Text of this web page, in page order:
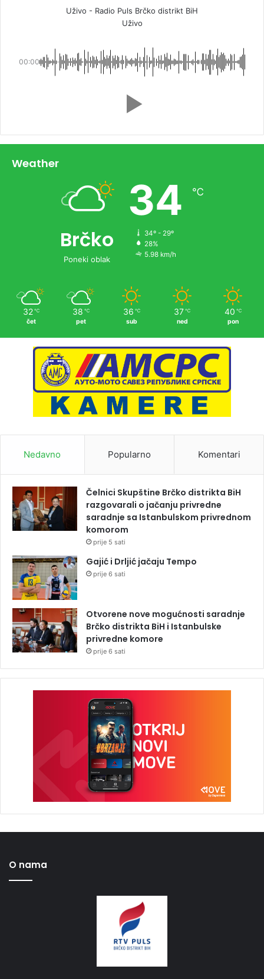
Uživo - Radio Puls Brčko distrikt BiH
Uživo
00:00
Weather
Brčko
Poneki oblak
34 ℃
34º - 29º
28%
5.98 km/h
32 ℃
čet
38 ℃
pet
36 ℃
sub
37 ℃
ned
40 ℃
pon
Nedavno Popularno Komentari
Čelnici Skupštine Brčko distrikta BiH
razgovarali o jačanju privredne
saradnje sa Istanbulskom privrednom
komorom
prije 5 sati
Gajić i Drljić jačaju Tempo
prije 6 sati
Otvorene nove mogućnosti saradnje
Brčko distrikta BiH i Istanbulske
privredne komore
prije 6 sati
O nama